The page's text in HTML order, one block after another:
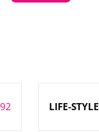
92 LIFE-STYLE